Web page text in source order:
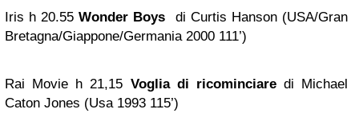
Iris h 20.55Wonder Boys di Curtis Hanson (USA/Gran
Bretagna/Giappone/Germania 2000 111’)
Rai Movie h 21,15 Voglia di ricominciaredi Michael
Caton Jones (Usa 1993 115’)